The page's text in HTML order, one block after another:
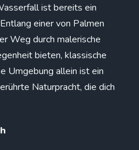
ist bereits ein
einer von Palmen
Weg durch malerische
bieten, klassische
Umgebung allein ist ein
Naturpracht, die dich